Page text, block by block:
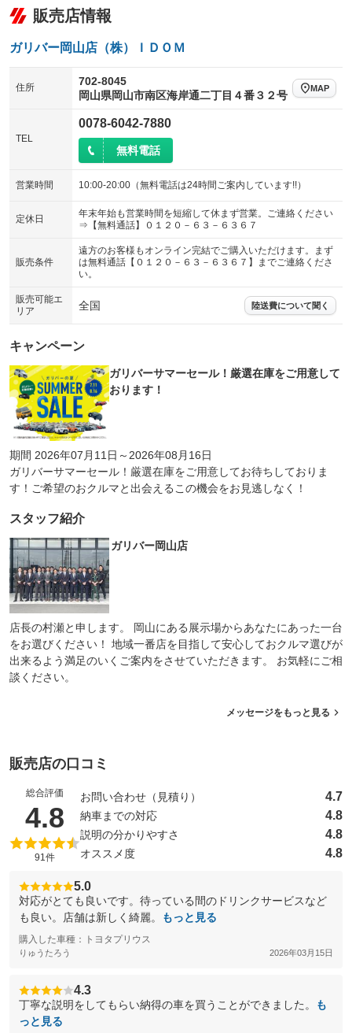
販売店情報
ガリバー岡山店（株）ＩＤＯＭ
住所
702-8045
岡山県岡山市南区海岸通二丁目４番３２号
MAP
TEL
0078-6042-7880
無料電話
営業時間 10:00-20:00（無料電話は24時間ご案内しています!!）
定休日
年末年始も営業時間を短縮して休まず営業。ご連絡ください
⇒【無料通話】０１２０－６３－６３６７
販売条件
遠方のお客様もオンライン完結でご購入いただけます。まず
は無料通話【０１２０－６３－６３６７】までご連絡くださ
い。
販売可能エ
リア
全国 陸送費について聞く
キャンペーン
ガリバーサマーセール！厳選在庫をご用意して
おります！
期間 2026年07月11日～2026年08月16日
ガリバーサマーセール！厳選在庫をご用意してお待ちしておりま
す！ご希望のおクルマと出会えるこの機会をお見逃しなく！
スタッフ紹介
ガリバー岡山店
店長の村瀬と申します。 岡山にある展示場からあなたにあった一台
をお選びください！ 地域一番店を目指して安心しておクルマ選びが
出来るよう満足のいくご案内をさせていただきます。 お気軽にご相
談ください。
メッセージをもっと見る
販売店の口コミ
総合評価
4.8 （5点満点中）
91件
お問い合わせ（見積り） 4.7
納車までの対応 4.8
説明の分かりやすさ 4.8
オススメ度 4.8
5.0
対応がとても良いです。待っている間のドリンクサービスなど
も良い。店舗は新しく綺麗。
もっと見る
購入した車種：トヨタプリウス
りゅうたろう 2026年03月15日
4.3
丁寧な説明をしてもらい納得の車を買うことができました。
も
っと見る